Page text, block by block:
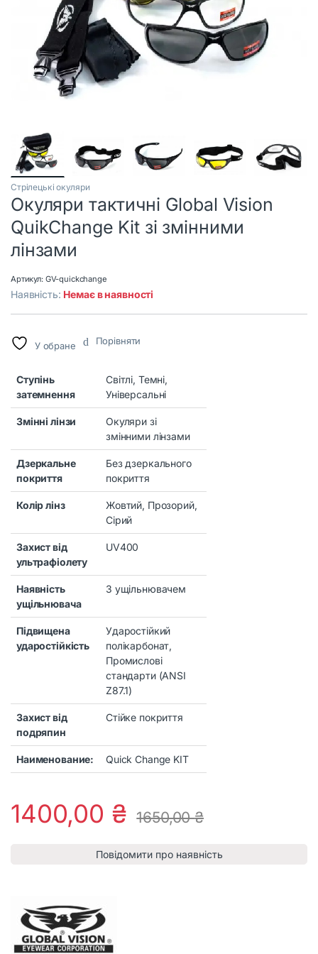
Стрілецькі окуляри
Окуляри тактичні Global Vision
QuikChange Kit зі змінними
лінзами
Артикул: GV-quickchange
Наявність: Немає в наявності
У обране Порівняти
Ступінь
затемнення
Світлі, Темні,
Універсальні
Змінні лінзи
Окуляри зі
змінними лінзами
Дзеркальне
покриття
Без дзеркального
покриття
Колір лінз
Жовтий, Прозорий,
Сірий
Захист від
ультрафіолету
UV400
Наявність
ущільнювача
З ущільнювачем
Підвищена
ударостійкість
Ударостійкий
полікарбонат,
Промислові
стандарти (ANSI
Z87.1)
Захист від
подряпин
Стійке покриття
Наименование: Quick Change KIT
1400,00 ₴ 1650,00₴
Повідомити про наявність